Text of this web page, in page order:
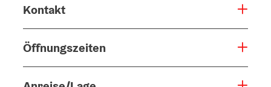
Kontakt
Öffnungszeiten